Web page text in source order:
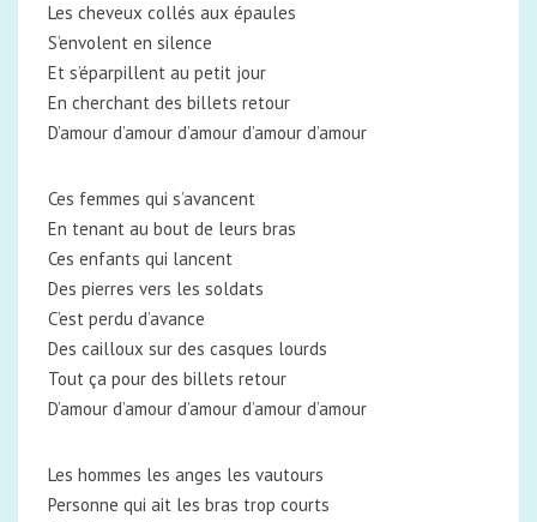
Les cheveux collés aux épaules
S’envolent en silence
Et s’éparpillent au petit jour
En cherchant des billets retour
D’amour d’amour d’amour d’amour d’amour
Ces femmes qui s’avancent
En tenant au bout de leurs bras
Ces enfants qui lancent
Des pierres vers les soldats
C’est perdu d’avance
Des cailloux sur des casques lourds
Tout ça pour des billets retour
D’amour d’amour d’amour d’amour d’amour
Les hommes les anges les vautours
Personne qui ait les bras trop courts